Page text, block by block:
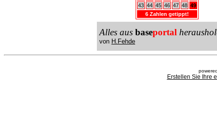
43 44 45 46 47 48 49
6 Zahlen getippt!
Alles aus baseportal
von H.Fehde
Erstellen Sie Ihre